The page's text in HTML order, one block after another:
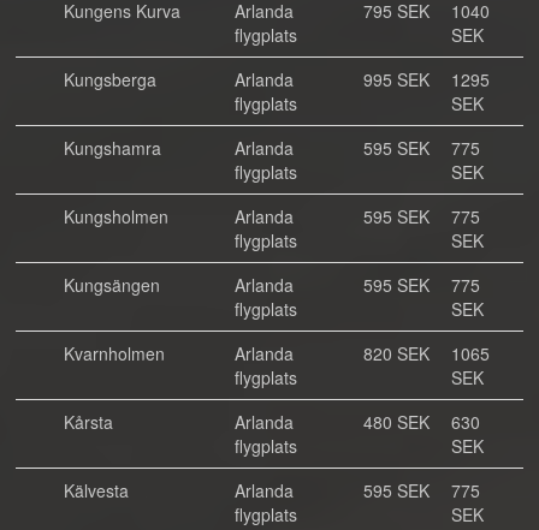
Kungens Kurva
Arlanda
flygplats
795 SEK
1040
SEK
Kungsberga
Arlanda
flygplats
995 SEK
1295
SEK
Kungshamra
Arlanda
flygplats
595 SEK
775
SEK
Kungsholmen
Arlanda
flygplats
595 SEK
775
SEK
Kungsängen
Arlanda
flygplats
595 SEK
775
SEK
Kvarnholmen
Arlanda
flygplats
820 SEK
1065
SEK
Kårsta
Arlanda
flygplats
480 SEK
630
SEK
Kälvesta
Arlanda
flygplats
595 SEK
775
SEK